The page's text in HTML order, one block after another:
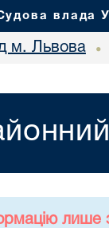
влада
м. Львова •
лише